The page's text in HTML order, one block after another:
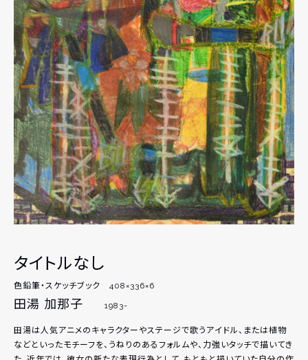
タイトルなし
色鉛筆・スケッチブック 408×336×6
田湯 加那子 1983-
田湯は人気アニメのキャラクターやステージで歌うアイドル、または植物
などといったモチーフを、うねりのあるフォルムや、力強いタッチで描いてき